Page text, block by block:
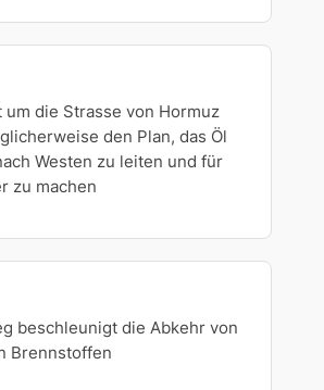
um die Strasse von Hormuz
den Plan, das Öl
Westen zu leiten und für
zu machen
beschleunigt die Abkehr von
Brennstoffen